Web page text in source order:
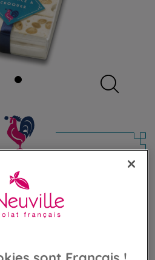
de Montélimar
de Montélimar
€